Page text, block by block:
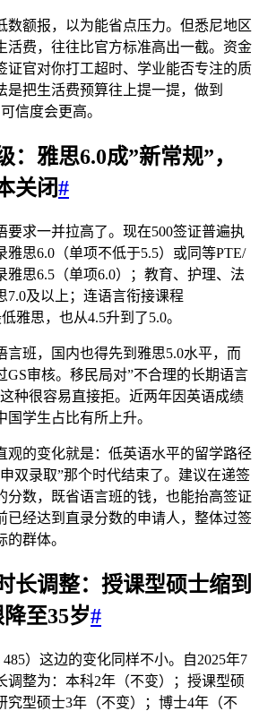
数额报，以为能省点压力。但悉尼地区
活费，往往比官方标准高出一截。资金
证官对你打工超时、学业能否专注的质
是把生活费预算往上提一提，做到
信度会更高。
：雅思6.0成”新常规”，
关闭#
要求一并拉高了。现在500签证普遍执
雅思6.0（单项不低于5.5）或同等PTE/
雅思6.5（单项6.0）；教育、护理、法
7.0及以上；连语言衔接课程
雅思，也从4.5升到了5.0。
言班，国内也得先到雅思5.0水平，而
GS审核。移民局对”不合理的长期语言
种很容易直接拒。近两年因英语成绩
学生占比有所上升。
观的变化就是：低英语水平的留学路径
双录取”那个时代结束了。建议在递签
分数，既省语言班的钱，也能抬高签证
经达到直录分数的申请人，整体过签
群体。
长调整：授课型硕士缩到
至35岁#
485）这边的变化同样不小。自2025年7
调整为：本科2年（不变）；授课型硕
究型硕士3年（不变）；博士4年（不